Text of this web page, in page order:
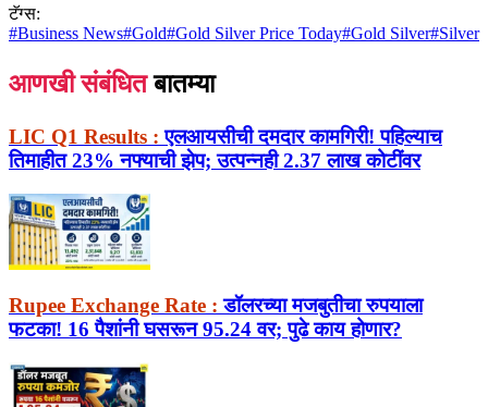
टॅग्स:
#Business News#Gold#Gold Silver Price Today#Gold Silver#Silver
आणखी संबंधित बातम्या
LIC Q1 Results : एलआयसीची दमदार कामगिरी! पहिल्याच
तिमाहीत 23% नफ्याची झेप; उत्पन्नही 2.37 लाख कोटींवर
Rupee Exchange Rate : डॉलरच्या मजबुतीचा रुपयाला
फटका! 16 पैशांनी घसरून 95.24 वर; पुढे काय होणार?